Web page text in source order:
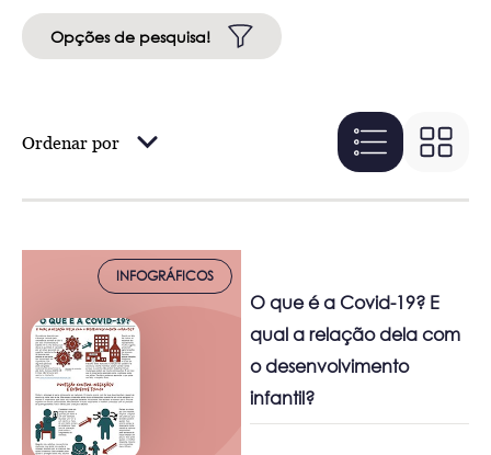
Opções de pesquisa!
Ordenar por
INFOGRÁFICOS
O que é a Covid-19? E
qual a relação dela com
o desenvolvimento
infantil?